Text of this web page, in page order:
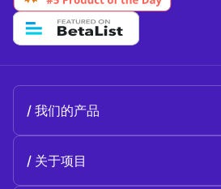
我们的产品
关于项目